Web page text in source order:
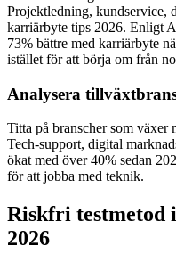
Projektledning, kundservice,
karriärbyte tips 2026. Enligt
73% bättre med karriärbyte
istället för att börja om från
Analysera
Titta på branscher som
Tech-support, digital
ökat med över 40% sedan
för att jobba med teknik.
Riskfri testmetod
2026